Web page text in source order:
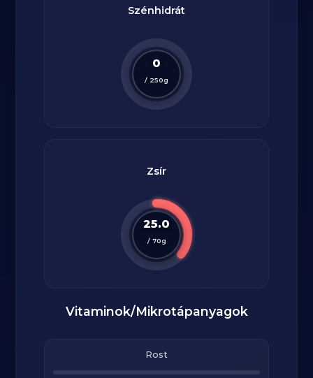
Szénhidrát
0
/ 250g
Zsír
25.0
/ 70g
Vitaminok/Mikrotápanyagok
Rost